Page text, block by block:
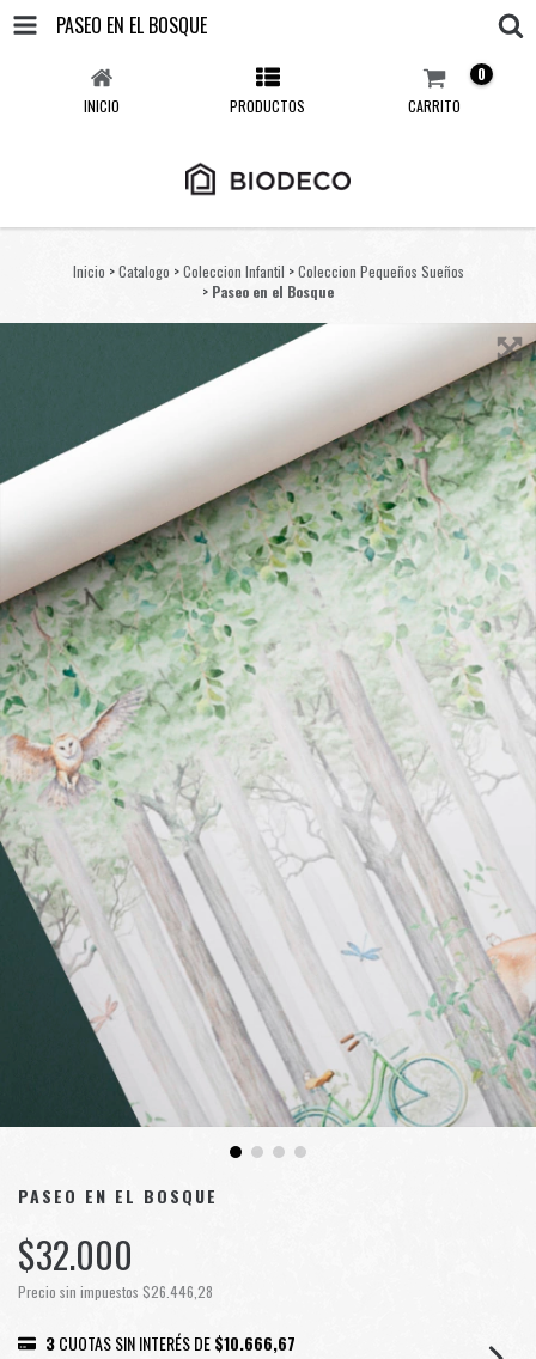
PASEO EN EL BOSQUE
INICIO PRODUCTOS CARRITO
0
Inicio > Catalogo > Coleccion Infantil > Coleccion Pequeños Sueños
> Paseo en el Bosque
PASEO EN EL BOSQUE
$32.000
Precio sin impuestos $26.446,28
3CUOTAS SIN INTERÉS DE$10.666,67